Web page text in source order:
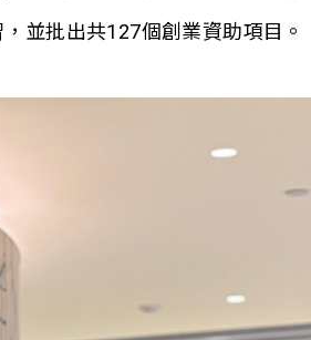
並批出共127個創業資助項目。